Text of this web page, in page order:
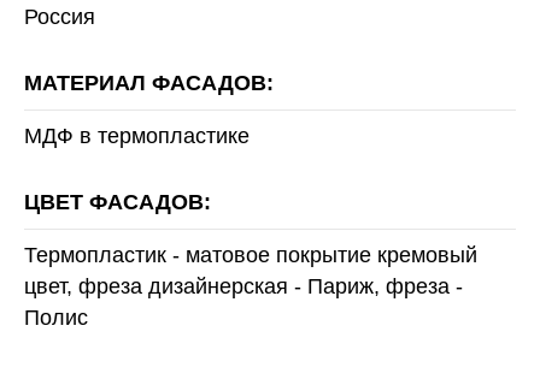
Россия
МАТЕРИАЛ ФАСАДОВ:
МДФ в термопластике
ЦВЕТ ФАСАДОВ:
Термопластик - матовое покрытие кремовый
цвет, фреза дизайнерская - Париж, фреза -
Полис